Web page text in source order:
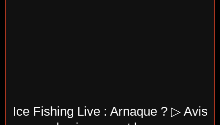
Ice Fishing Live : Arnaque ? ▷ Avis